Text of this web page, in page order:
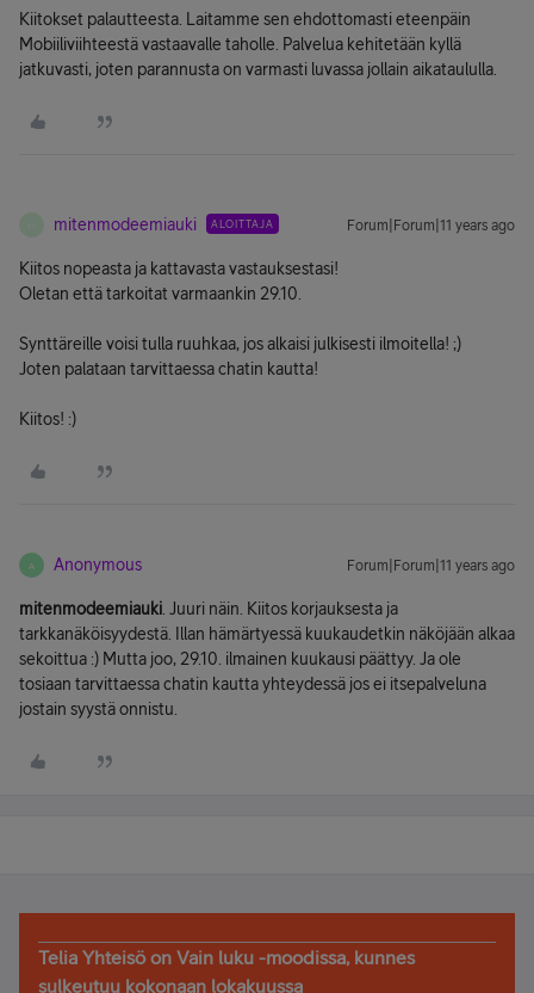
Kiitokset palautteesta. Laitamme sen ehdottomasti eteenpäin
Mobiiliviihteestä vastaavalle taholle. Palvelua kehitetään kyllä
jatkuvasti, joten parannusta on varmasti luvassa jollain aikataululla.
mitenmodeemiauki ALOITTAJA Forum|Forum|11 years ago
Kiitos nopeasta ja kattavasta vastauksestasi!
Oletan että tarkoitat varmaankin 29.10.
Synttäreille voisi tulla ruuhkaa, jos alkaisi julkisesti ilmoitella! ;)
Joten palataan tarvittaessa chatin kautta!
Kiitos! :)
A Anonymous Forum|Forum|11 years ago
mitenmodeemiauki . Juuri näin. Kiitos korjauksesta ja
tarkkanäköisyydestä. Illan hämärtyessä kuukaudetkin näköjään alkaa
sekoittua :) Mutta joo, 29.10. ilmainen kuukausi päättyy. Ja ole
tosiaan tarvittaessa chatin kautta yhteydessä jos ei itsepalveluna
jostain syystä onnistu.
Telia Yhteisö on Vain luku -moodissa, kunnes
sulkeutuu kokonaan lokakuussa